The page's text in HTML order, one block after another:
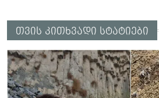
თვის კითხვადი სტატიები